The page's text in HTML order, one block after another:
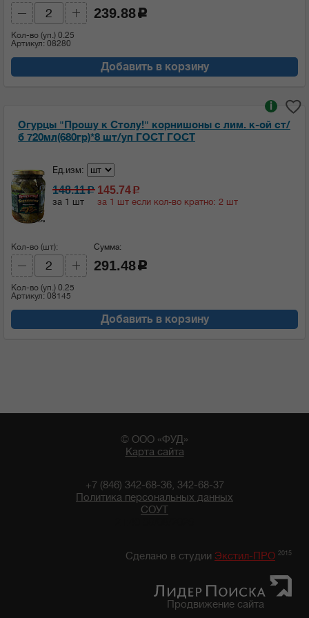
Кол-во (уп.) 0.25
Артикул: 08280
239.88 c
Добавить в корзину
Огурцы "Прошу к Столу!" корнишоны с лим. к-ой ст/
б 720мл(680гр)*8 шт/уп ГОСТ ГОСТ
i
Ед.изм:
148.11c
за 1 шт
145.74c
за 1 шт если кол-во кратно: 2 шт
Кол-во (шт):
Кол-во (уп.) 0.25
Артикул: 08145
Сумма:
291.48 c
Добавить в корзину
© ООО «ФУД»
Карта сайта
+7 (846) 342-68-36, 342-68-37
Политика персональных данных
СОУТ
Сделано в студии Экстил-ПРО 2015
Продвижение сайта